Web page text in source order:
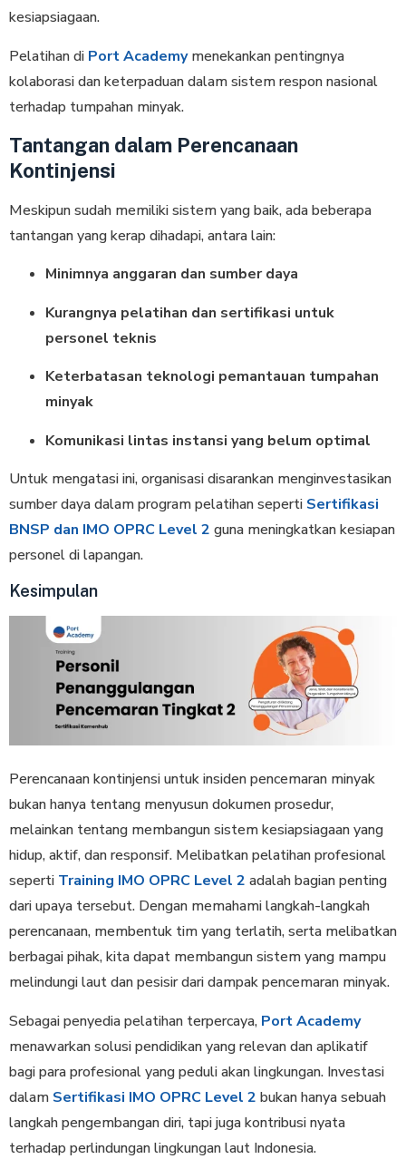
kesiapsiagaan.
Pelatihan di Port Academymenekankan pentingnya
kolaborasi dan keterpaduan dalam sistem respon nasional
terhadap tumpahan minyak.
Tantangan dalam Perencanaan
Kontinjensi
Meskipun sudah memiliki sistem yang baik, ada beberapa
tantangan yang kerap dihadapi, antara lain:
Minimnya anggaran dan sumber daya
Kurangnya pelatihan dan sertifikasi untuk
personel teknis
Keterbatasan teknologi pemantauan tumpahan
minyak
Komunikasi lintas instansi yang belum optimal
Untuk mengatasi ini, organisasi disarankan menginvestasikan
sumber daya dalam program pelatihan seperti Sertifikasi
BNSP dan IMO OPRC Level 2 guna meningkatkan kesiapan
personel di lapangan.
Kesimpulan
Perencanaan kontinjensi untuk insiden pencemaran minyak
bukan hanya tentang menyusun dokumen prosedur,
melainkan tentang membangun sistem kesiapsiagaan yang
hidup, aktif, dan responsif. Melibatkan pelatihan profesional
seperti Training IMO OPRC Level 2 adalah bagian penting
dari upaya tersebut. Dengan memahami langkah-langkah
perencanaan, membentuk tim yang terlatih, serta melibatkan
berbagai pihak, kita dapat membangun sistem yang mampu
melindungi laut dan pesisir dari dampak pencemaran minyak.
Sebagai penyedia pelatihan terpercaya, Port Academy
menawarkan solusi pendidikan yang relevan dan aplikatif
bagi para profesional yang peduli akan lingkungan. Investasi
dalam Sertifikasi IMO OPRC Level 2 bukan hanya sebuah
langkah pengembangan diri, tapi juga kontribusi nyata
terhadap perlindungan lingkungan laut Indonesia.